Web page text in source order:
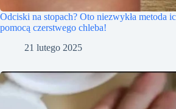
Odciski na stopach? Oto niezwykła metoda
pomocą czerstwego chleba!
21 lutego 2025